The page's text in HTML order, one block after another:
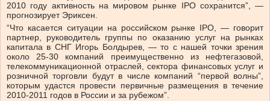
2010 году активность на мировом рынке IPO сохранится”, —
прогнозирует Эриксен.
“Что касается ситуации на российском рынке IPO, — говорит
партнер, руководитель группы по оказанию услуг на рынках
капитала в СНГ Игорь Болдырев, — то с нашей точки зрения
около 25-30 компаний преимущественно из нефтегазовой,
телекоммуникационной отраслей, сектора финансовых услуг и
розничной торговли будут в числе компаний “первой волны”,
которым удастся провести первичные размещения в течение
2010-2011 годов в России и за рубежом”.